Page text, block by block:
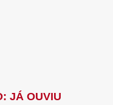
JÁ OUVIU